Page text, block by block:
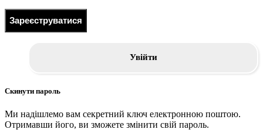
Зареєструватися
Увійти
Скинути пароль
Ми надішлемо вам секретний ключ електронною поштою.
Отримавши його, ви зможете змінити свій пароль.